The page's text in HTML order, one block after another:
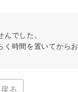
でした。
時間を置いてから
る